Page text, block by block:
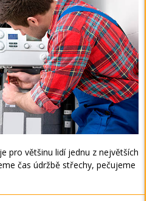
pro většinu lidí jednu z největších
čas údržbě střechy, pečujeme